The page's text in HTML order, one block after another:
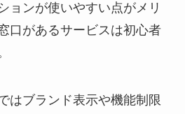
ョンが使いやすい点がメリ
口があるサービスは初心者
はブランド表示や機能制限